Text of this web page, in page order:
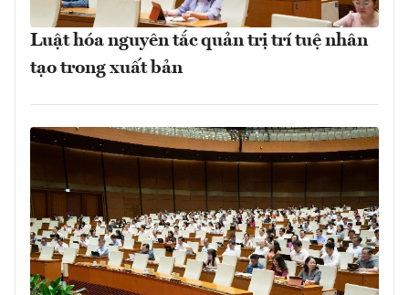
Luật hóa nguyên tắc quản trị trí tuệ nhân
tạo trong xuất bản